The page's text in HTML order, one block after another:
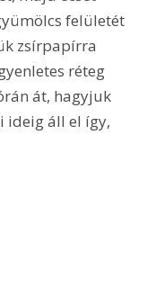
felületét
zsírpapírra
réteg
át, hagyjuk
ideig áll el így,